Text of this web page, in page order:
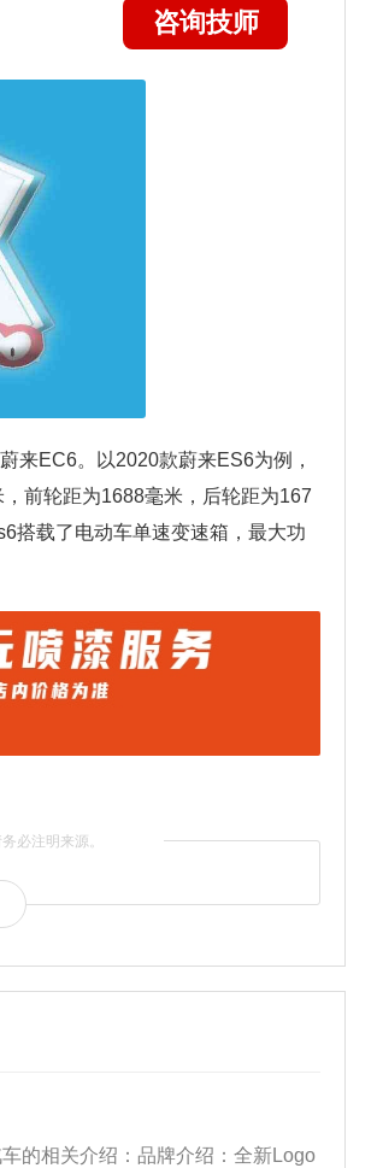
咨询技师
来EC6。以2020款蔚来ES6为例，
前轮距为1688毫米，后轮距为167
搭载了电动车单速变速箱，最大功
必注明来源。
的相关介绍：品牌介绍：全新Logo